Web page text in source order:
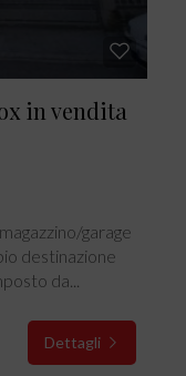
in vendita
garage
destinazione
da...
Dettagli